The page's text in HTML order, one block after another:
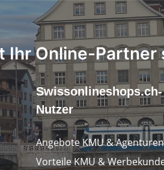
Ihr Online-Partner
Swissonlineshops.ch-
Nutzer
Angebote KMU &
Vorteile KMU &